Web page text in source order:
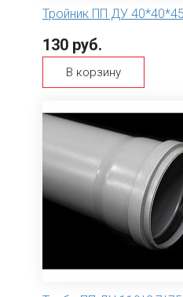
Тройник ПП ДУ 40*40*45
130 руб.
В корзину